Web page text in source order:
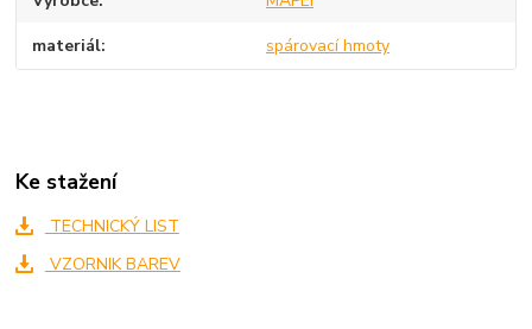
materiál spárovací hmoty
Ke stažení
TECHNICKÝ LIST
VZORNIK BAREV